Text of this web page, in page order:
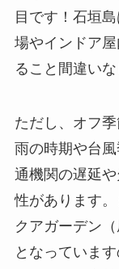
目です！石垣
場やインドア
ること間違いな
ただし、オフ
雨の時期や台
通機関の遅延
性があります
クアガーデン
となっていま